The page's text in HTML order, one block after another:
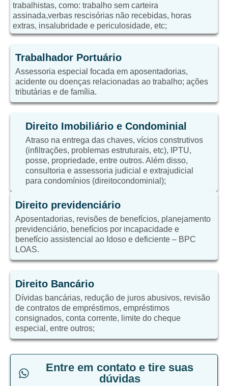
trabalhistas, como: trabalho sem carteira
assinada,verbas rescisórias não recebidas, horas
extras, insalubridade e periculosidade, etc;
Trabalhador Portuário
Assessoria especial focada em aposentadorias,
acidente ou doenças relacionadas ao trabalho; ações
tributárias e de família.
Direito Imobiliário e Condominial
Atraso na entrega das chaves, vícios construtivos
(infiltrações, problemas estruturais, etc), IPTU,
posse, propriedade, entre outros. Além disso,
consultoria e assessoria judicial e extrajudicial
para condomínios (direitocondominial);
Direito previdenciário
Aposentadorias, revisões de benefícios, planejamento
previdenciário, benefícios por incapacidade e
benefício assistencial ao Idoso e deficiente – BPC
LOAS.
Direito Bancário
Dívidas bancárias, redução de juros abusivos, revisão
de contratos de empréstimos, empréstimos
consignados, conta corrente, limite do cheque
especial, entre outros;
Entre em contato e tire suas
dúvidas